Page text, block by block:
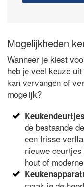
Mogelijkheden
Wanneer je kiest
heb je veel keuze
kan vervangen of
mogelijk?
de bestaande
een frisse
nieuwe
hout of